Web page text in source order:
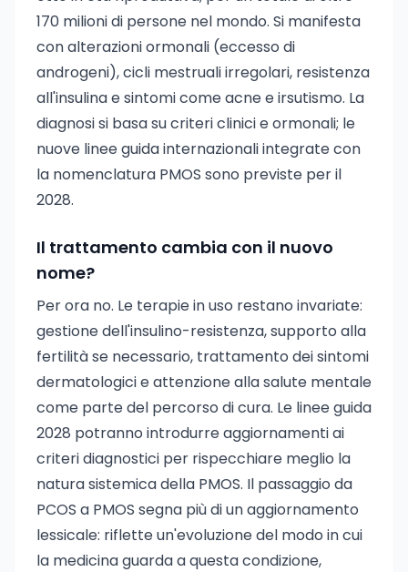
170 milioni di persone nel mondo. Si manifesta
con alterazioni ormonali (eccesso di
androgeni), cicli mestruali irregolari, resistenza
all'insulina e sintomi come acne e irsutismo. La
diagnosi si basa su criteri clinici e ormonali; le
nuove linee guida internazionali integrate con
la nomenclatura PMOS sono previste per il
2028.
Il trattamento cambia con il nuovo
nome?
Per ora no. Le terapie in uso restano invariate:
gestione dell'insulino-resistenza, supporto alla
fertilità se necessario, trattamento dei sintomi
dermatologici e attenzione alla salute mentale
come parte del percorso di cura. Le linee guida
2028 potranno introdurre aggiornamenti ai
criteri diagnostici per rispecchiare meglio la
natura sistemica della PMOS. Il passaggio da
PCOS a PMOS segna più di un aggiornamento
lessicale: riflette un'evoluzione del modo in cui
la medicina guarda a questa condizione,